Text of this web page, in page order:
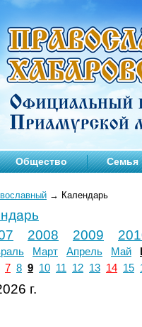
Общество Семья
→ Календарь
2008 2009
Март Апрель Май
7 8 9 10 11 12 13 14 15
г.